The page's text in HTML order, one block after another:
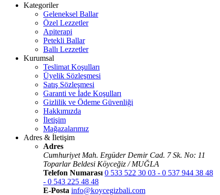
Kategoriler
Geleneksel Ballar
Özel Lezzetler
Apiterapi
Petekli Ballar
Ballı Lezzetler
Kurumsal
Teslimat Koşulları
Üyelik Sözleşmesi
Satış Sözleşmesi
Garanti ve İade Koşulları
Gizlilik ve Ödeme Güvenliği
Hakkımızda
İletişim
Mağazalarımız
Adres & İletişim
Adres
Cumhuriyet Mah. Ergüder Demir Cad. 7 Sk. No: 11
Toparlar Beldesi Köyceğiz / MUĞLA
Telefon Numarası 0 533 522 30 03 - 0 537 944 38 48
- 0 543 225 48 48
E-Posta info@koycegizbali.com